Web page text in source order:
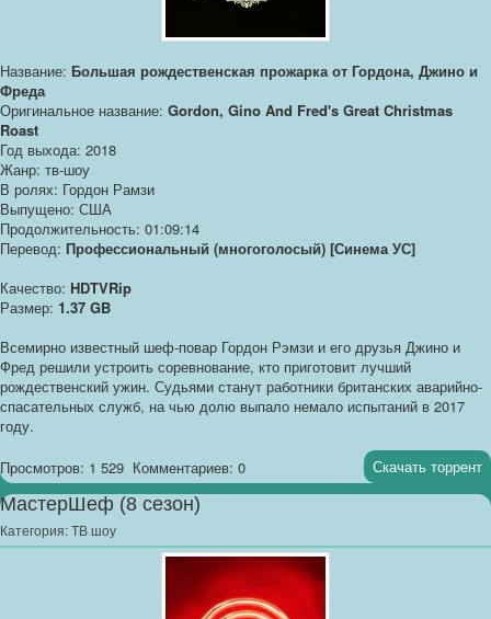
Название: Большая рождественская прожарка от Гордона, Джино и
Фреда
Оригинальное название: Gordon, Gino And Fred's Great Christmas
Roast
Год выхода: 2018
Жанр: тв-шоу
В ролях: Гордон Рамзи
Выпущено: США
Продолжительность: 01:09:14
Перевод: Профессиональный (многоголосый) [Синема УС]
Качество: HDTVRip
Размер: 1.37 GB
Всемирно известный шеф-повар Гордон Рэмзи и его друзья Джино и
Фред решили устроить соревнование, кто приготовит лучший
рождественский ужин. Судьями станут работники британских аварийно-
спасательных служб, на чью долю выпало немало испытаний в 2017
году.
Просмотров: 1 529 Комментариев: 0 Скачать торрент
МастерШеф (8 сезон)
Категория:ТВ шоу